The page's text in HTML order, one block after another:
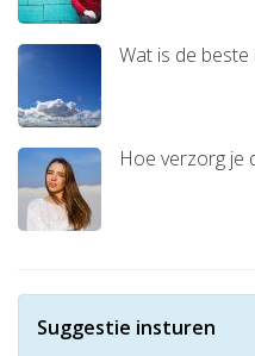
Wat is de beste
Hoe verzorg je
Suggestie insturen